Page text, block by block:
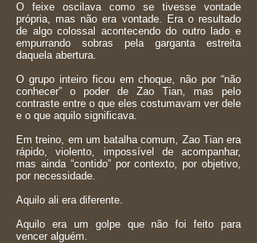
O feixe oscilava como se tivesse vontade
própria, mas não era vontade. Era o resultado
de algo colossal acontecendo do outro lado e
empurrando sobras pela garganta estreita
daquela abertura.
O grupo inteiro ficou em choque, não por “não
conhecer” o poder de Zao Tian, mas pelo
contraste entre o que eles costumavam ver dele
e o que aquilo significava.
Em treino, em um batalha comum, Zao Tian era
rápido, violento, impossível de acompanhar,
mas ainda “contido” por contexto, por objetivo,
por necessidade.
Aquilo ali era diferente.
Aquilo era um golpe que não foi feito para
vencer alguém.